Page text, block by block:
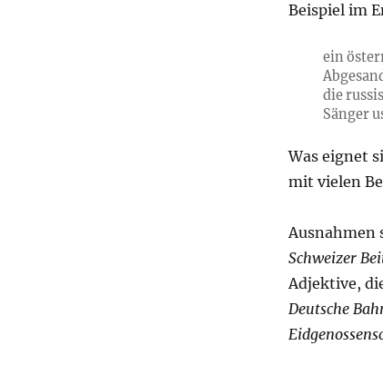
Beispiel im
ein
die
Sänger
Was eignet
mit vielen
Ausnahmen
Schweizer
Adjektive,
Deutsche